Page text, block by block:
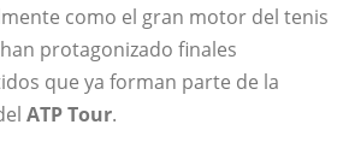
como el gran motor del tenis
protagonizado finales
que ya forman parte de la
ATP Tour.